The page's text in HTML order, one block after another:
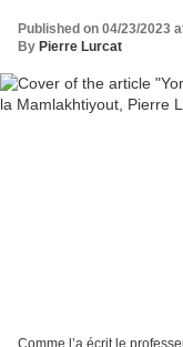
Published on 04/23/2023
By Pierre Lurcat
Comme l’a écrit le